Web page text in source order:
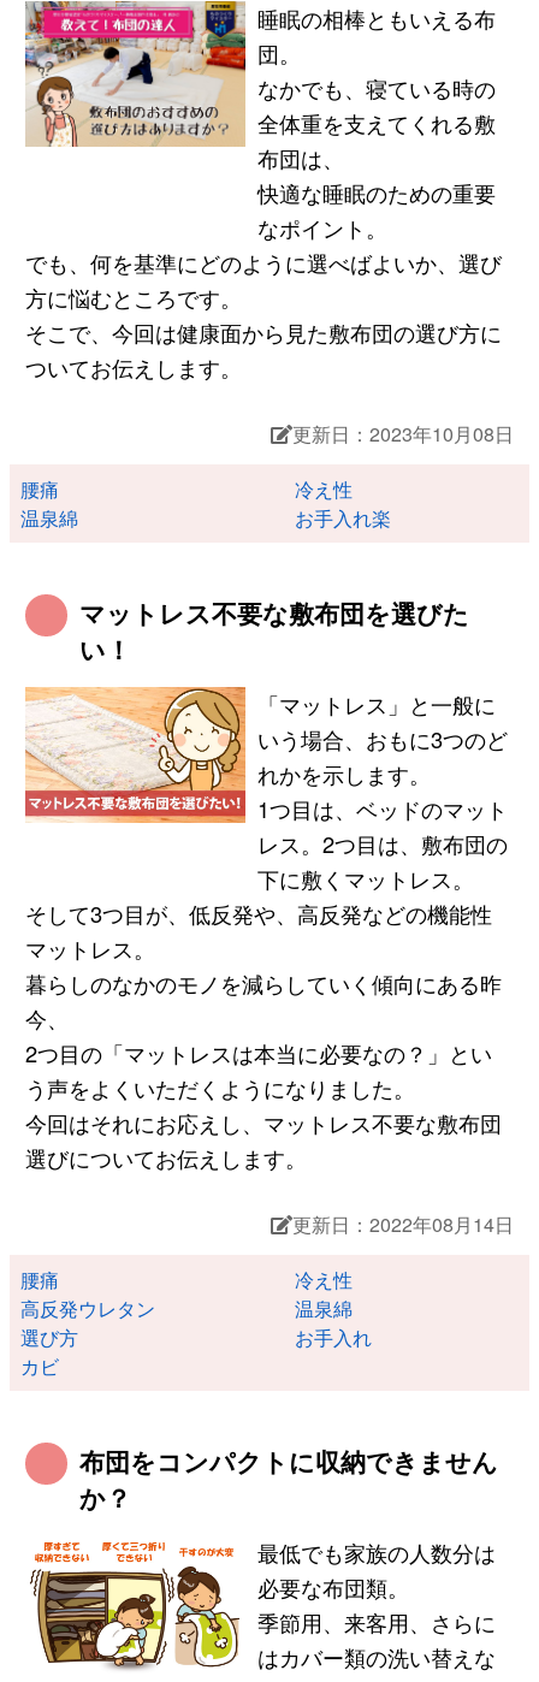
睡眠の相棒ともいえる布
団。
なかでも、寝ている時の
全体重を支えてくれる敷
布団は、
快適な睡眠のための重要
なポイント。
でも、何を基準にどのように選べばよいか、選び
方に悩むところです。
そこで、今回は健康面から見た敷布団の選び方に
ついてお伝えします。
更新日：2023年10月08日
腰痛
冷え性
温泉綿
お手入れ楽
マットレス不要な敷布団を選びた
い！
「マットレス」と一般に
いう場合、おもに3つのど
れかを示します。
1つ目は、ベッドのマット
レス。2つ目は、敷布団の
下に敷くマットレス。
そして3つ目が、低反発や、高反発などの機能性
マットレス。
暮らしのなかのモノを減らしていく傾向にある昨
今、
2つ目の「マットレスは本当に必要なの？」とい
う声をよくいただくようになりました。
今回はそれにお応えし、マットレス不要な敷布団
選びについてお伝えします。
更新日：2022年08月14日
腰痛
冷え性
高反発ウレタン
温泉綿
選び方
お手入れ
カビ
布団をコンパクトに収納できません
か？
最低でも家族の人数分は
必要な布団類。
季節用、来客用、さらに
はカバー類の洗い替えな